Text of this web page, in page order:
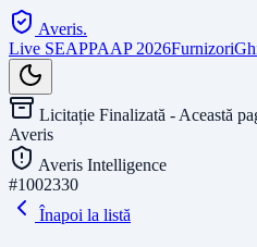
Averis.
Live SEAPPAAP 2026Furnizori
Licitație Finalizată - Această
Averis
Averis Intelligence
#1002330
Înapoi la listă